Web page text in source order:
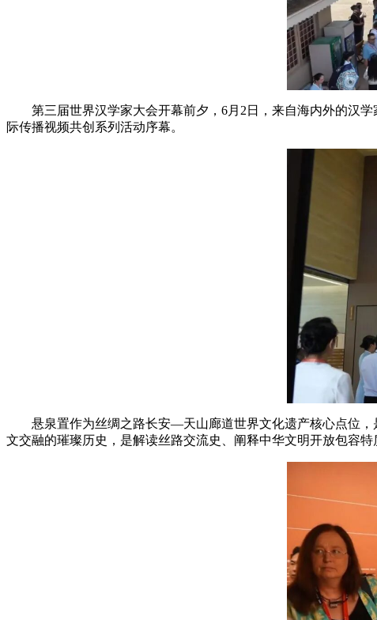
第三届世界汉学家大会开幕前夕，6月2日，来自海内外的汉
际传播视频共创系列活动序幕。
悬泉置作为丝绸之路长安—天山廊道世界文化遗产核心点位
文交融的璀璨历史，是解读丝路交流史、阐释中华文明开放包容特